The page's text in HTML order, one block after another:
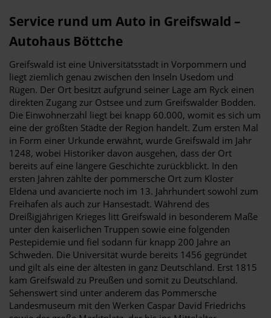
Service rund um Auto in Greifswald –
Autohaus Böttche
Greifswald ist eine Universitätsstadt in Vorpommern und
liegt ziemlich genau zwischen den Inseln Usedom und
Rügen. Der Ort besitzt aufgrund seiner Lage am Ryck einen
direkten Zugang zur Ostsee und zum Greifswalder Bodden.
Die Einwohnerzahl liegt bei knapp 60.000, womit es sich um
eine der größten Städte der Region handelt. Zum ersten Mal
in Form einer Urkunde erwähnt, wurde Greifswald im Jahr
1248, wobei Historiker davon ausgehen, dass der Ort
bereits auf eine längere Geschichte zurückblickt. In den
ersten Jahren zählte der pommersche Ort zum Kloster
Eldena und avancierte noch im 13. Jahrhundert sowohl zum
Freihafen als auch zur Hansestadt. Während des
Dreißigjährigen Krieges litt Greifswald in besonderem Maße
unter den kaiserlichen Truppen sowie eine folgenden
Pestepidemie und fiel sodann für knapp 200 Jahre an
Schweden. Die Universität wurde bereits 1456 gegründet
und gilt als eine der ältesten in ganz Deutschland. Erst 1815
kam Greifswald zu Preußen und somit zu Deutschland.
Sehenswert sind unter anderem das Pommersche
Landesmuseum mit den Werken Caspar David Friedrichs